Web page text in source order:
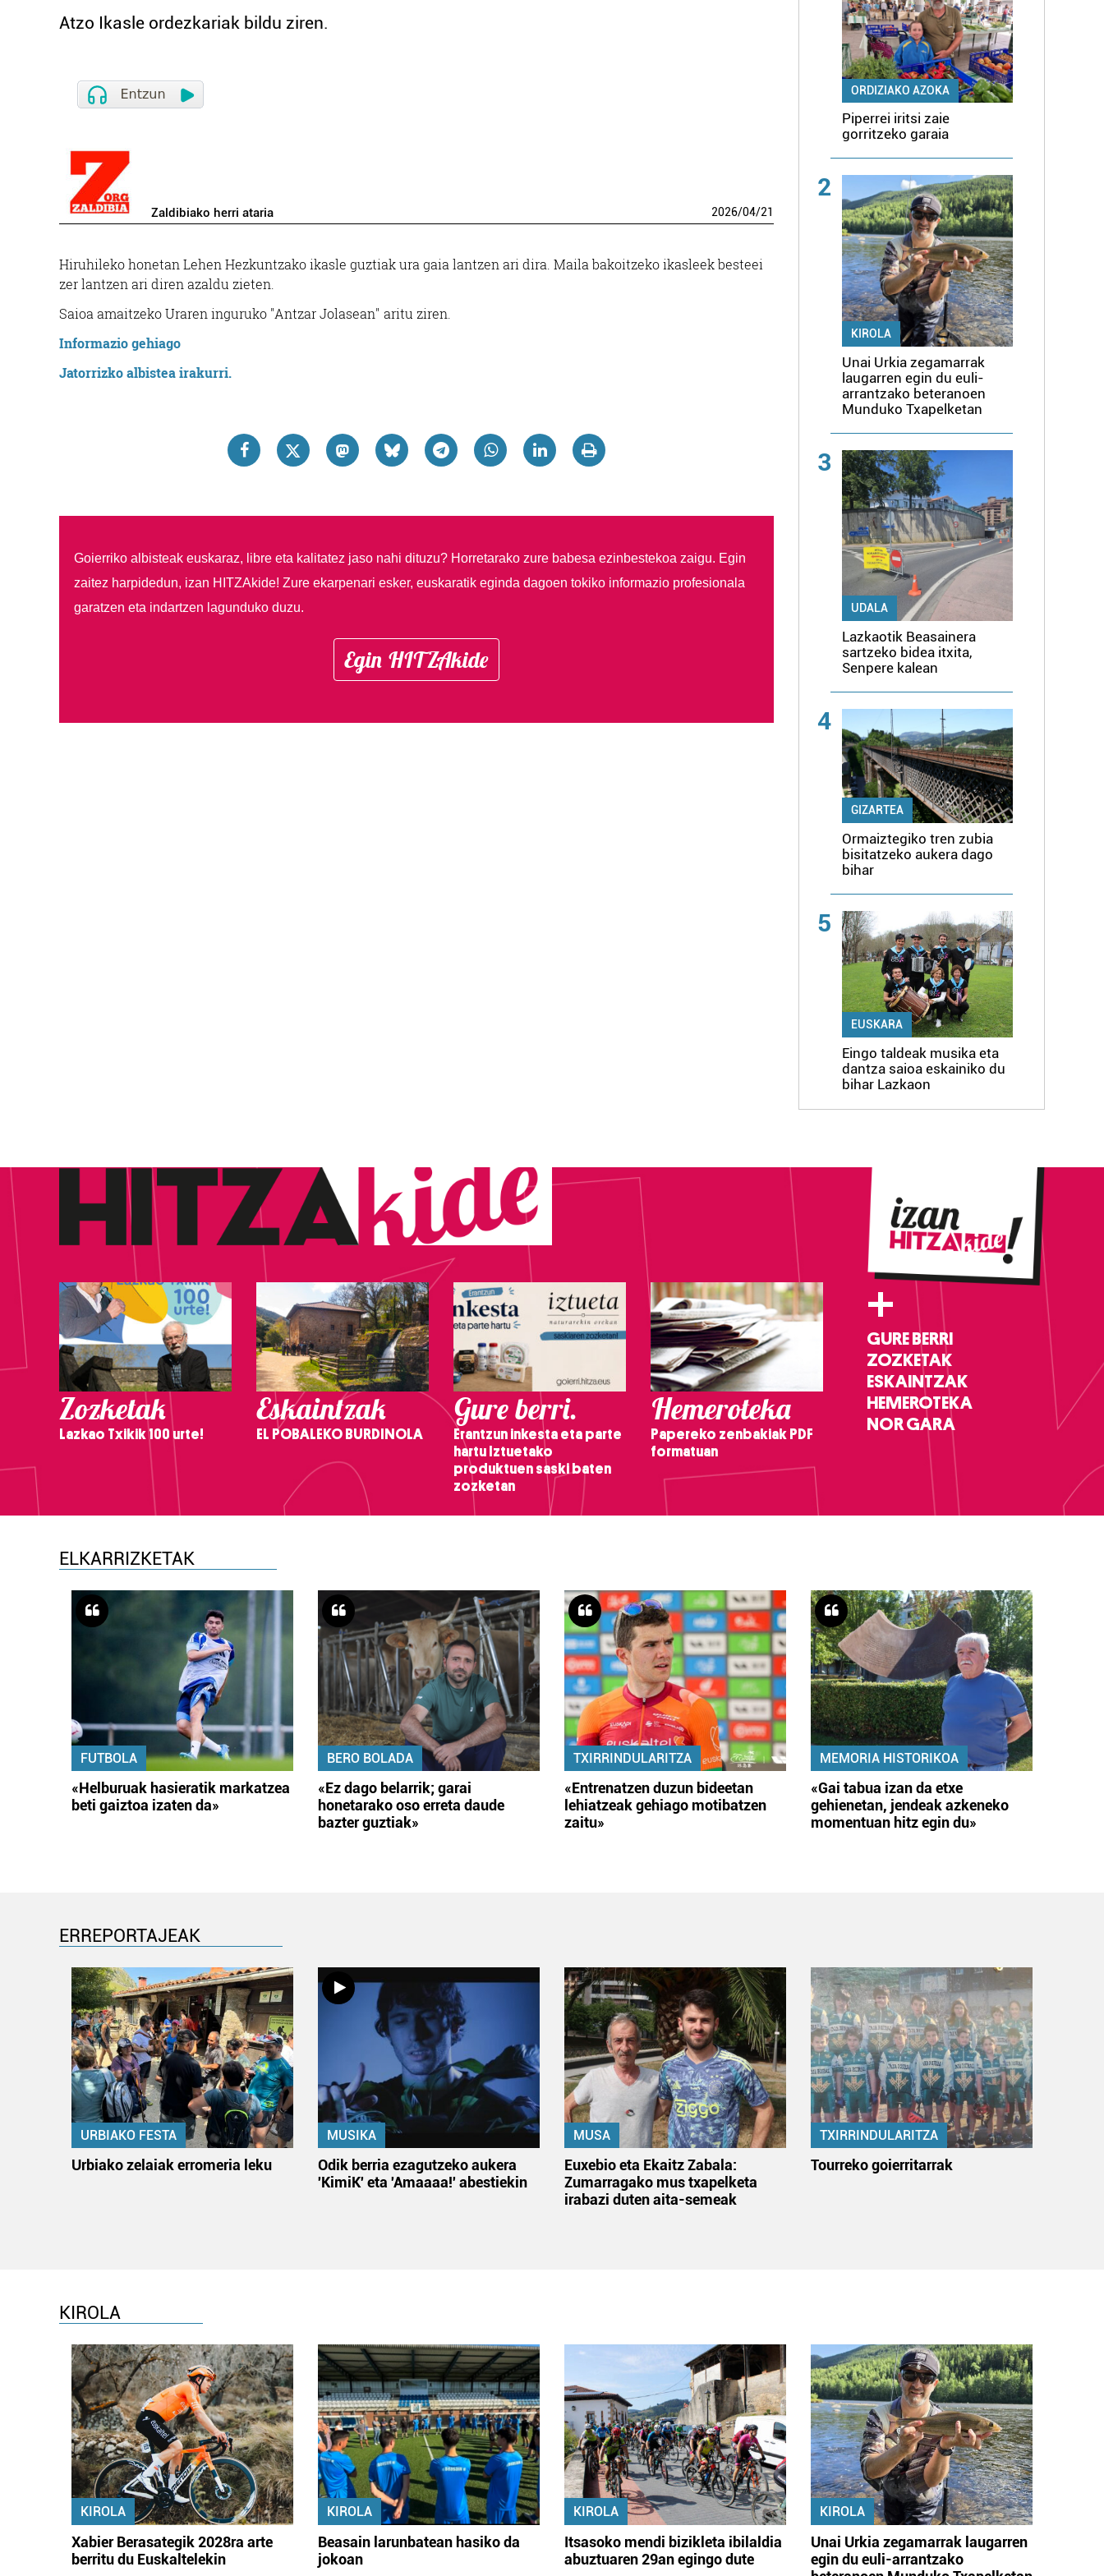
Atzo Ikasle ordezkariak bildu ziren.
Zaldibiako herri ataria 2026/04/21
Hiruhileko honetan Lehen Hezkuntzako ikasle guztiak ura gaia lantzen ari dira. Maila bakoitzeko ikasleek besteei
zer lantzen ari diren azaldu zieten.
Saioa amaitzeko Uraren inguruko "Antzar Jolasean" aritu ziren.
Informazio gehiago
Jatorrizko albistea irakurri.
Goierriko albisteak euskaraz, libre eta kalitatez jaso nahi dituzu? Horretarako zure babesa ezinbestekoa zaigu. Egin
zaitez harpidedun, izan HITZAkide! Zure ekarpenari esker, euskaratik eginda dagoen tokiko informazio profesionala
garatzen eta indartzen lagunduko duzu.
Egin HITZAkide
ORDIZIAKO AZOKA
Piperrei iritsi zaie
gorritzeko garaia
2
KIROLA
Unai Urkia zegamarrak
laugarren egin du euli-
arrantzako beteranoen
Munduko Txapelketan
3
UDALA
Lazkaotik Beasainera
sartzeko bidea itxita,
Senpere kalean
4
GIZARTEA
Ormaiztegiko tren zubia
bisitatzeko aukera dago
bihar
5
EUSKARA
Eingo taldeak musika eta
dantza saioa eskainiko du
bihar Lazkaon
Zozketak
Lazkao Txikik 100 urte!
Eskaintzak
EL POBALEKO BURDINOLA
Gure berri.
Erantzun inkesta eta parte
hartu Iztuetako
produktuen saski baten
zozketan
Hemeroteka
Papereko zenbakiak PDF
formatuan
+
GURE BERRI
ZOZKETAK
ESKAINTZAK
HEMEROTEKA
NOR GARA
ELKARRIZKETAK
FUTBOLA
«Helburuak hasieratik markatzea
beti gaiztoa izaten da»
BERO BOLADA
«Ez dago belarrik; garai
honetarako oso erreta daude
bazter guztiak»
TXIRRINDULARITZA
«Entrenatzen duzun bideetan
lehiatzeak gehiago motibatzen
zaitu»
MEMORIA HISTORIKOA
«Gai tabua izan da etxe
gehienetan, jendeak azkeneko
momentuan hitz egin du»
ERREPORTAJEAK
URBIAKO FESTA
Urbiako zelaiak erromeria leku
MUSIKA
Odik berria ezagutzeko aukera
'KimiK' eta 'Amaaaa!' abestiekin
MUSA
Euxebio eta Ekaitz Zabala:
Zumarragako mus txapelketa
irabazi duten aita-semeak
TXIRRINDULARITZA
Tourreko goierritarrak
KIROLA
KIROLA
Xabier Berasategik 2028ra arte
berritu du Euskaltelekin
KIROLA
Beasain larunbatean hasiko da
jokoan
KIROLA
Itsasoko mendi bizikleta ibilaldia
abuztuaren 29an egingo dute
KIROLA
Unai Urkia zegamarrak laugarren
egin du euli-arrantzako